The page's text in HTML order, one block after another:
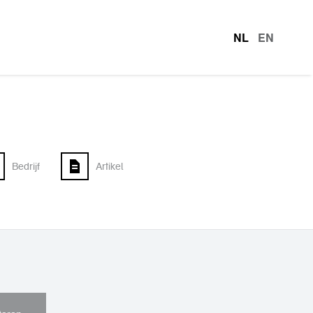
NL EN
Bedrijf Artikel